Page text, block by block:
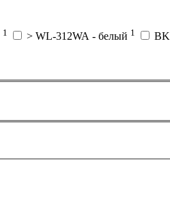
1 > WL-312WA - белый 1 BK